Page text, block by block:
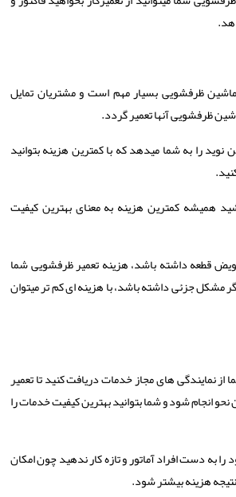
ظرفشویی بسیار مهم است و مشتریان تمایل
ظرفشویی آنها تعمیر گردد.
نوید را به شما میدهد که با کمترین هزینه بتوانید
همیشه کمترین هزینه به معنای بهترین کیفیت
قطعه داشته باشد، هزینه تعمیر ظرفشویی شما
جزئی داشته باشد، با هزینه ای کم تر میتوان
از نمایندگی های مجاز خدمات دریافت کنید تا تعمیر
انجام شود و شما بتوانید بهترین کیفیت خدمات را
به دست افراد آماتور و تازه کار ندهید چون امکان
هزینه بیشتر شود.